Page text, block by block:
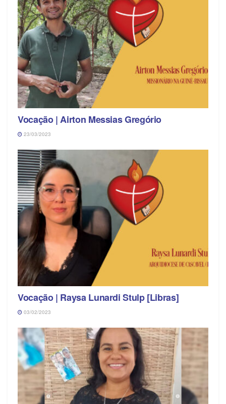
Vocação | Airton Messias Gregório
23/03/2023
Vocação | Raysa Lunardi Stulp [Libras]
03/02/2023